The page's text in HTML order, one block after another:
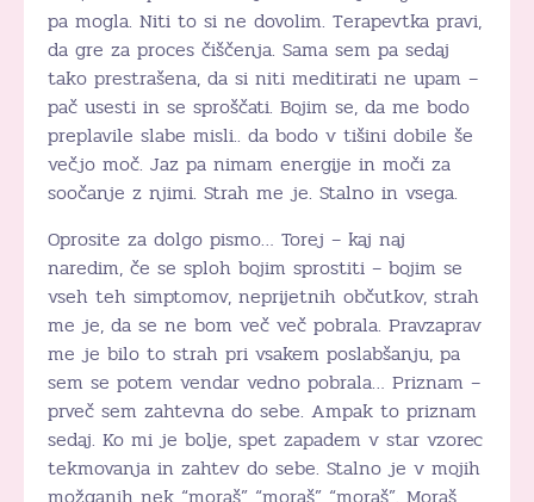
pa mogla. Niti to si ne dovolim. Terapevtka pravi,
da gre za proces čiščenja. Sama sem pa sedaj
tako prestrašena, da si niti meditirati ne upam –
pač usesti in se sproščati. Bojim se, da me bodo
preplavile slabe misli.. da bodo v tišini dobile še
večjo moč. Jaz pa nimam energije in moči za
soočanje z njimi. Strah me je. Stalno in vsega.
Oprosite za dolgo pismo… Torej – kaj naj
naredim, če se sploh bojim sprostiti – bojim se
vseh teh simptomov, neprijetnih občutkov, strah
me je, da se ne bom več več pobrala. Pravzaprav
me je bilo to strah pri vsakem poslabšanju, pa
sem se potem vendar vedno pobrala… Priznam –
prveč sem zahtevna do sebe. Ampak to priznam
sedaj. Ko mi je bolje, spet zapadem v star vzorec
tekmovanja in zahtev do sebe. Stalno je v mojih
možganih nek “moraš” “moraš” “moraš”. Moraš